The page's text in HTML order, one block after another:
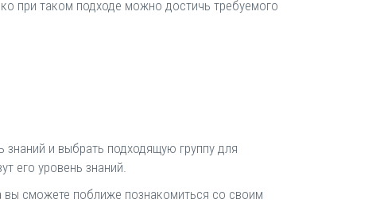
при таком подходе можно достичь требуемого
и выбрать подходящую группу для
его уровень знаний.
вы сможете поближе познакомиться со своим